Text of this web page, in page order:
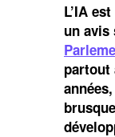
L’IA
un avis
partout